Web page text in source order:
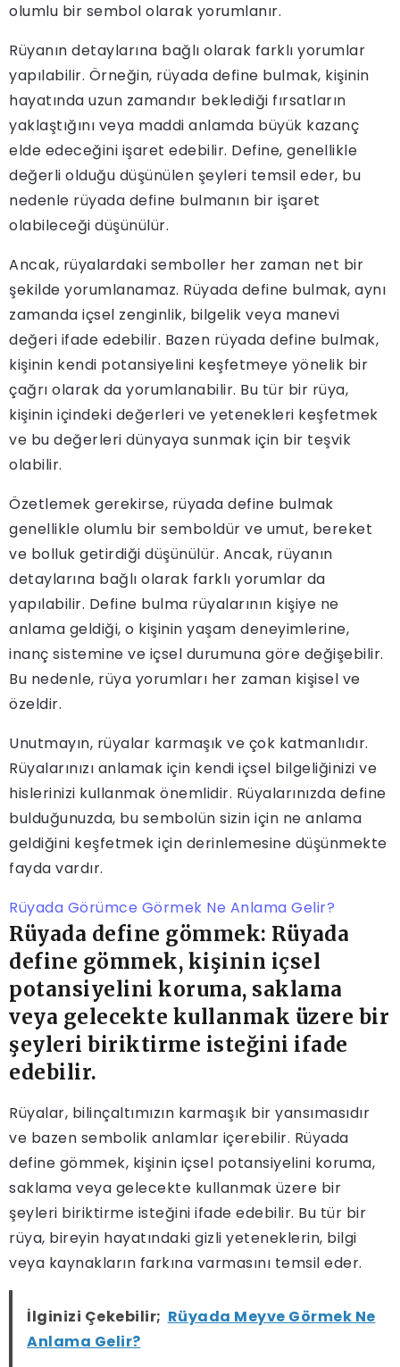
olumlu bir sembol olarak yorumlanır.
Rüyanın detaylarına bağlı olarak farklı yorumlar
yapılabilir. Örneğin, rüyada define bulmak, kişinin
hayatında uzun zamandır beklediği fırsatların
yaklaştığını veya maddi anlamda büyük kazanç
elde edeceğini işaret edebilir. Define, genellikle
değerli olduğu düşünülen şeyleri temsil eder, bu
nedenle rüyada define bulmanın bir işaret
olabileceği düşünülür.
Ancak, rüyalardaki semboller her zaman net bir
şekilde yorumlanamaz. Rüyada define bulmak, aynı
zamanda içsel zenginlik, bilgelik veya manevi
değeri ifade edebilir. Bazen rüyada define bulmak,
kişinin kendi potansiyelini keşfetmeye yönelik bir
çağrı olarak da yorumlanabilir. Bu tür bir rüya,
kişinin içindeki değerleri ve yetenekleri keşfetmek
ve bu değerleri dünyaya sunmak için bir teşvik
olabilir.
Özetlemek gerekirse, rüyada define bulmak
genellikle olumlu bir semboldür ve umut, bereket
ve bolluk getirdiği düşünülür. Ancak, rüyanın
detaylarına bağlı olarak farklı yorumlar da
yapılabilir. Define bulma rüyalarının kişiye ne
anlama geldiği, o kişinin yaşam deneyimlerine,
inanç sistemine ve içsel durumuna göre değişebilir.
Bu nedenle, rüya yorumları her zaman kişisel ve
özeldir.
Unutmayın, rüyalar karmaşık ve çok katmanlıdır.
Rüyalarınızı anlamak için kendi içsel bilgeliğinizi ve
hislerinizi kullanmak önemlidir. Rüyalarınızda define
bulduğunuzda, bu sembolün sizin için ne anlama
geldiğini keşfetmek için derinlemesine düşünmekte
fayda vardır.
Rüyada Görümce Görmek Ne Anlama Gelir?
Rüyada define gömmek: Rüyada
define gömmek, kişinin içsel
potansiyelini koruma, saklama
veya gelecekte kullanmak üzere bir
şeyleri biriktirme isteğini ifade
edebilir.
Rüyalar, bilinçaltımızın karmaşık bir yansımasıdır
ve bazen sembolik anlamlar içerebilir. Rüyada
define gömmek, kişinin içsel potansiyelini koruma,
saklama veya gelecekte kullanmak üzere bir
şeyleri biriktirme isteğini ifade edebilir. Bu tür bir
rüya, bireyin hayatındaki gizli yeteneklerin, bilgi
veya kaynakların farkına varmasını temsil eder.
İlginizi Çekebilir; Rüyada Meyve Görmek Ne
Anlama Gelir?